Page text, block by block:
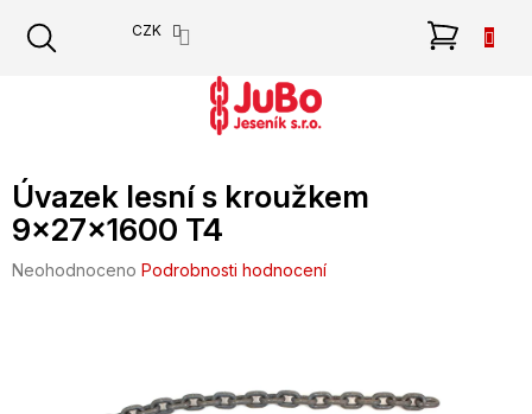
obsah
CZK
Úvazek lesní s kroužkem
9x27x1600 T4
Průměrné
Neohodnoceno Podrobnosti hodnocení